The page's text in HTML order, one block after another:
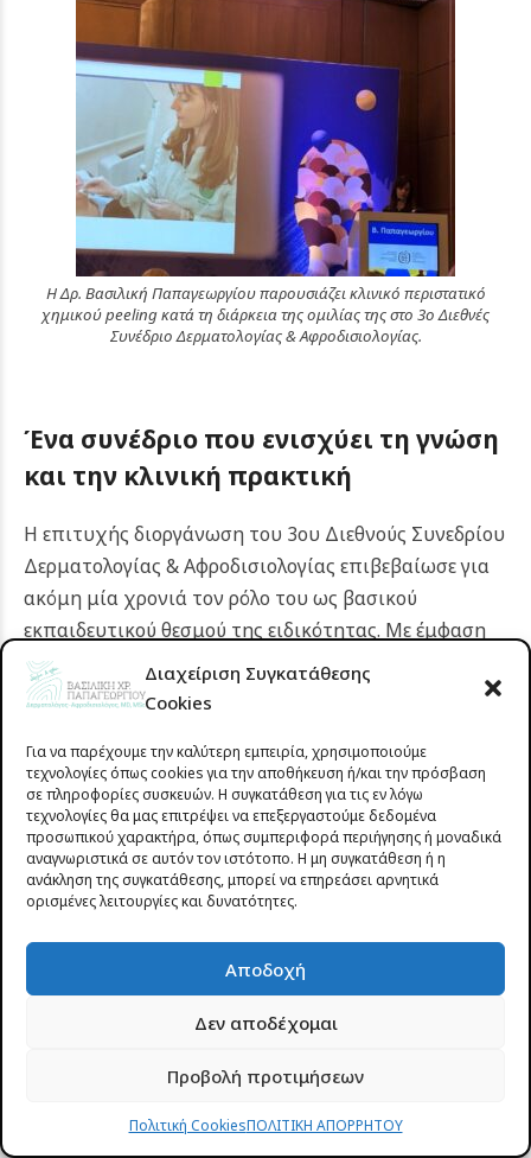
Διαχείριση Συγκατάθεσης
Cookies
Για να παρέχουμε την καλύτερη εμπειρία, χρησιμοποιούμε
τεχνολογίες όπως cookies για την αποθήκευση ή/και την πρόσβαση
σε πληροφορίες συσκευών. Η συγκατάθεση για τις εν λόγω
τεχνολογίες θα μας επιτρέψει να επεξεργαστούμε δεδομένα
προσωπικού χαρακτήρα, όπως συμπεριφορά περιήγησης ή μοναδικά
αναγνωριστικά σε αυτόν τον ιστότοπο. Η μη συγκατάθεση ή η
ανάκληση της συγκατάθεσης, μπορεί να επηρεάσει αρνητικά
ορισμένες λειτουργίες και δυνατότητες.
Αποδοχή
Δεν αποδέχομαι
Προβολή προτιμήσεων
Πολιτική CookiesΠΟΛΙΤΙΚΗ ΑΠΟΡΡΗΤΟΥ
Η Δρ. Βασιλική Παπαγεωργίου παρουσιάζει κλινικό περιστατικό
χημικού peeling κατά τη διάρκεια της ομιλίας της στο 3ο Διεθνές
Συνέδριο Δερματολογίας & Αφροδισιολογίας.
Ένα συνέδριο που ενισχύει τη γνώση
και την κλινική πρακτική
Η επιτυχής διοργάνωση του 3ου Διεθνούς Συνεδρίου
Δερματολογίας & Αφροδισιολογίας επιβεβαίωσε για
ακόμη μία χρονιά τον ρόλο του ως βασικού
εκπαιδευτικού θεσμού της ειδικότητας. Με έμφαση
στην καινοτομία, στη συνεχή επιμόρφωση και στην
ανοιχτή ανταλλαγή επιστημονικών απόψεων, το
σύγχρονες πρακτικές, τεκμηριωμένες θεραπείες και
νέες θεραπευτικές προοπτικές που ενισχύουν
ουσιαστικά την κλινική τους πρακτική.
Η συμμετοχή της Δερματολόγου – Αφροδισιολόγου
Βασιλικής Παπαγεωργίουως ομιλήτρια στο
συνέδριο αποτελεί έναν ακόμη σημαντικό
επιστημονικό σταθμό στην επαγγελματική της
Παθολογία Όνυχοςστο διεθνώς αναγνωρισμένο
κέντρο αριστείας των νοσοκομείων Saint-Pierre και
κλινική εμπειρία στη δερματολογία και την